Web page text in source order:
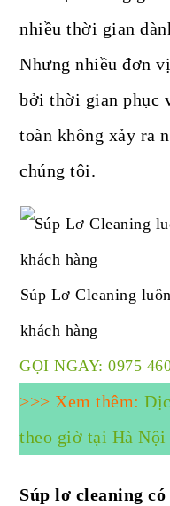
nhiều thời gian
Nhưng nhiều đơn
bởi thời gian phục
toàn không xảy ra
chúng tôi.
Súp Lơ Cleaning
khách hàng
GỌI NGAY: 0975
>>> Xem thêm:
theo giờ tại Hà Nội
Súp lơ cleaning